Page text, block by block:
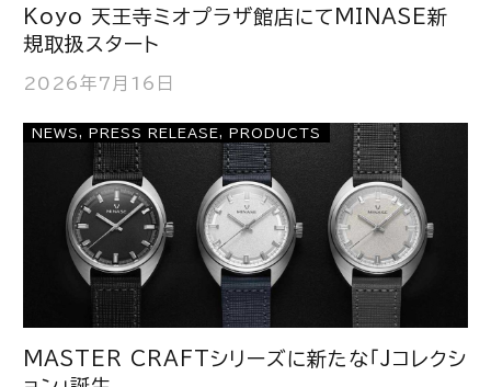
Koyo 天王寺ミオプラザ館店にてMINASE新
規取扱スタート
2026年7月16日
NEWS, PRESS RELEASE, PRODUCTS
MASTER CRAFTシリーズに新たな「Jコレクシ